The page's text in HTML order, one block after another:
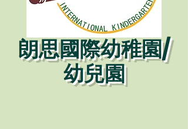
朗思國際幼稚園/
幼兒園